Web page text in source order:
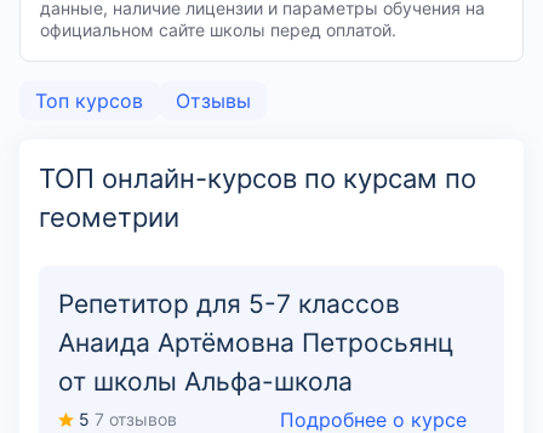
данные, наличие лицензии и параметры обучения на
официальном сайте школы перед оплатой.
Топ курсов Отзывы
ТОП онлайн-курсов по курсам по
геометрии
Репетитор для 5-7 классов
Анаида Артёмовна Петросьянц
от школы Альфа-школа
5 7 отзывов Подробнее о курсе